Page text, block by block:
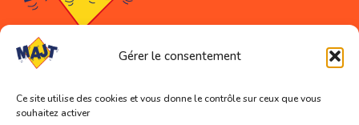
Gérer le consentement
Ce site utilise des cookies et vous donne le contrôle sur ceux que vous
souhaitez activer
Association MAJT (siège social)